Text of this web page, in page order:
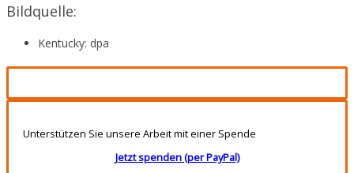
Bildquelle:
Kentucky: dpa
Unterstützen Sie unsere Arbeit mit einer Spende
Jetzt spenden (per PayPal)